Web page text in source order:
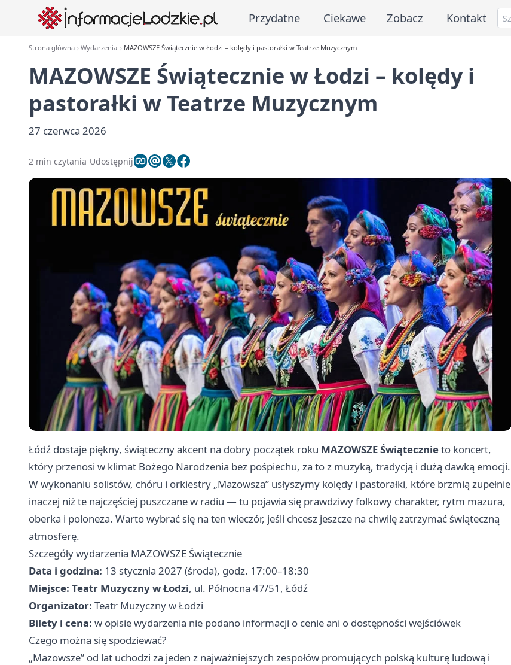
Przydatne Ciekawe Zobacz Kontakt
Strona główna Wydarzenia MAZOWSZE Świątecznie w Łodzi – kolędy i pastorałki w Teatrze Muzycznym
MAZOWSZE Świątecznie w Łodzi – kolędy i
pastorałki w Teatrze Muzycznym
27 czerwca 2026
2 min czytania Udostępnij
Łódź dostaje piękny, świąteczny akcent na dobry początek roku MAZOWSZE Świątecznieto koncert,
który przenosi w klimat Bożego Narodzenia bez pośpiechu, za to z muzyką, tradycją i dużą dawką emocji.
W wykonaniu solistów, chóru i orkiestry „Mazowsza” usłyszymy kolędy i pastorałki, które brzmią zupełnie
inaczej niż te najczęściej puszczane w radiu — tu pojawia się prawdziwy folkowy charakter, rytm mazura,
oberka i poloneza. Warto wybrać się na ten wieczór, jeśli chcesz jeszcze na chwilę zatrzymać świąteczną
atmosferę.
Szczegóły wydarzenia MAZOWSZE Świątecznie
Data i godzina: 13 stycznia 2027 (środa), godz. 17:00–18:30
Miejsce: Teatr Muzyczny w Łodzi, ul. Północna 47/51, Łódź
Organizator: Teatr Muzyczny w Łodzi
Bilety i cena: w opisie wydarzenia nie podano informacji o cenie ani o dostępności wejściówek
Czego można się spodziewać?
„Mazowsze” od lat uchodzi za jeden z najważniejszych zespołów promujących polską kulturę ludową i